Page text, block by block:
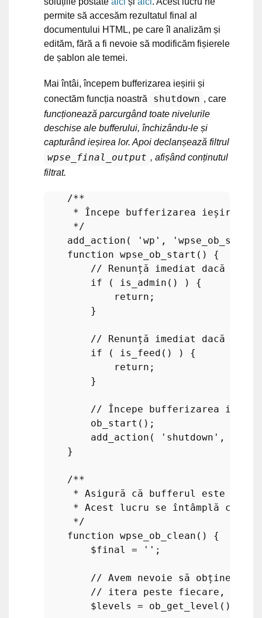
permite să accesăm rezultatul final al
documentului HTML, pe care îl analizăm și
edităm, fără a fi nevoie să modificăm fișierele
de șablon ale temei.
Mai întâi, începem bufferizarea ieșirii și
conectăm funcția noastră
shutdown , care
funcționează parcurgând toate nivelurile
deschise ale bufferului, închizându-le și
capturând ieșirea lor. Apoi declanșează filtrul
wpse_final_output , afișând conținutul
filtrat.
/**
     * Începe bufferizarea ieșirii
     */
add_action ( 'wp' , 'wpse_ob_start'
function wpse_ob_start ( ) {
// Renunță imediat dacă
if ( is_admin () ) {
return ;
        }
// Renunță imediat dacă este
if ( is_feed () ) {
return ;
        }
// Începe bufferizarea
ob_start ();
add_action ( 'shutdown' ,
    }
/**
* Asigură că bufferul este
* Acest lucru se întâmplă chiar
     */
function wpse_ob_clean ( ) {
$final
= '' ;
// Avem nevoie să obținem
// itera peste fiecare,
$levels
= ob_get_level ();